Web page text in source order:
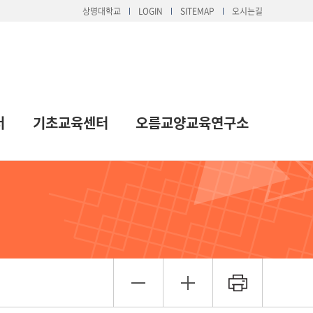
상명대학교 LOGIN SITEMAP 오시는길
기초교육센터 오름교양교육연구소